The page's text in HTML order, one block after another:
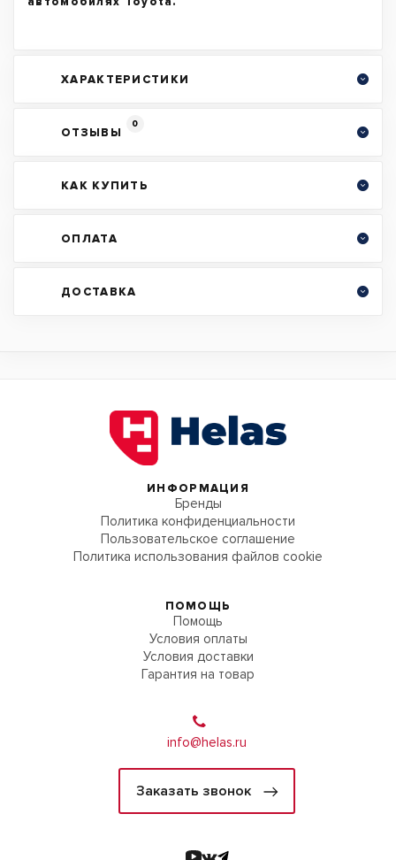
ХАРАКТЕРИСТИКИ
ОТЗЫВЫ
0
КАК КУПИТЬ
ОПЛАТА
ДОСТАВКА
ИНФОРМАЦИЯ
Бренды
Политика конфиденциальности
Пользовательское соглашение
Политика использования файлов cookie
ПОМОЩЬ
Помощь
Условия оплаты
Условия доставки
Гарантия на товар
info@helas.ru
Заказать звонок